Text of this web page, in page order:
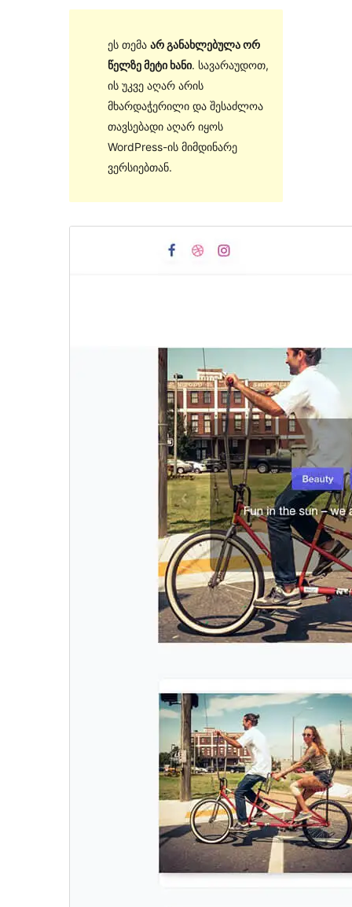
ეს თემა არ განახლებულა ორ
წელზე მეტი ხანი. სავარაუდოთ,
ის უკვე აღარ არის
მხარდაჭერილი და შესაძლოა
თავსებადი აღარ იყოს
WordPress-ის მიმდინარე
ვერსიებთან.